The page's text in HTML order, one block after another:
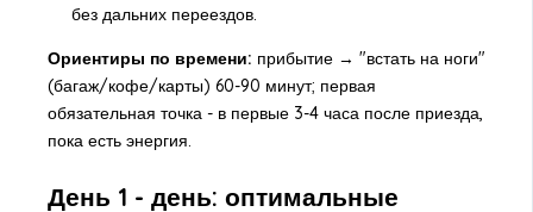
без дальних переездов.
Ориентиры по времени: прибытие → "встать на ноги"
(багаж/кофе/карты) 60-90 минут; первая
обязательная точка - в первые 3-4 часа после приезда,
пока есть энергия.
День 1 - день: оптимальные